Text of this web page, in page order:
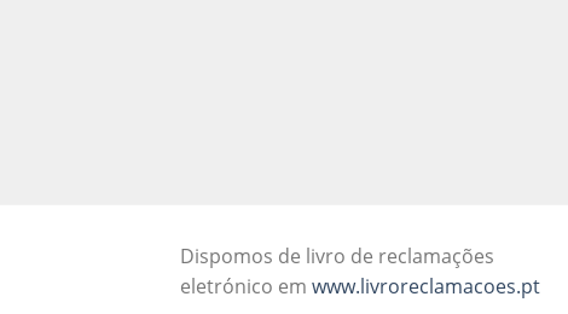
Dispomos de livro de reclamações
eletrónico em www.livroreclamacoes.pt